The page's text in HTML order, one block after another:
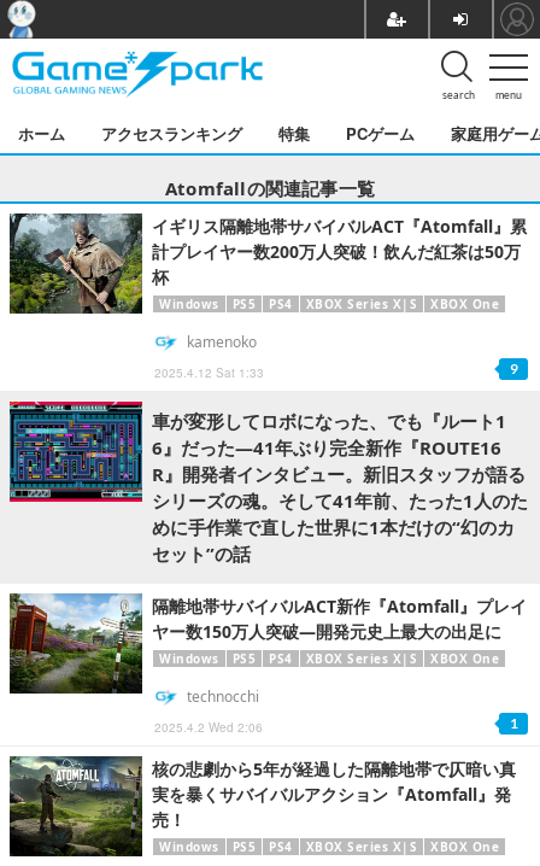
menu
search
ホーム アクセスランキング 特集 PCゲーム 家庭用ゲー
Atomfallの関連記事一覧
イギリス隔離地帯サバイバルACT『Atomfall』累
計プレイヤー数200万人突破！飲んだ紅茶は50万
杯
Windows PS5 PS4 XBOX Series X|S XBOX One
2025.4.12 Sat 1:33
kamenoko
9
車が変形してロボになった、でも『ルート1
6』だった―41年ぶり完全新作『ROUTE16
R』開発者インタビュー。新旧スタッフが語る
シリーズの魂。そして41年前、たった1人のた
めに手作業で直した世界に1本だけの“幻のカ
セット”の話
隔離地帯サバイバルACT新作『Atomfall』プレイ
ヤー数150万人突破―開発元史上最大の出足に
Windows PS5 PS4 XBOX Series X|S XBOX One
2025.4.2 Wed 2:06
technocchi
1
核の悲劇から5年が経過した隔離地帯で仄暗い真
実を暴くサバイバルアクション『Atomfall』発
売！
Windows PS5 PS4 XBOX Series X|S XBOX One